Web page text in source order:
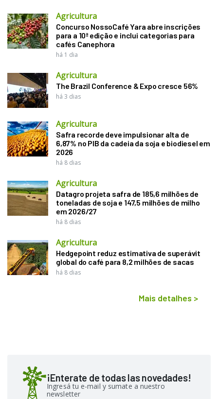
Agricultura
Concurso NossoCafé Yara abre inscrições
para a 10ª edição e inclui categorias para
cafés Canephora
há 1 dia
Agricultura
The Brazil Conference & Expo cresce 56%
há 3 dias
Agricultura
Safra recorde deve impulsionar alta de
6,87% no PIB da cadeia da soja e biodiesel em
2026
há 8 dias
Agricultura
Datagro projeta safra de 185,6 milhões de
toneladas de soja e 147,5 milhões de milho
em 2026/27
há 8 dias
Agricultura
Hedgepoint reduz estimativa de superávit
global do café para 8,2 milhões de sacas
há 8 dias
Mais detalhes >
¡Enterate de todas las novedades!
Ingresá tu e-mail y sumate a nuestro
newsletter